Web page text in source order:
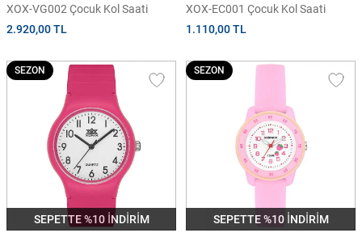
XOX-VG002 Çocuk Kol Saati
2.920,00 TL
XOX-EC001 Çocuk Kol Saati
1.110,00 TL
SEPETTE %10 İNDİRİM
SEZON
SEPETTE %10 İNDİRİM
SEZON